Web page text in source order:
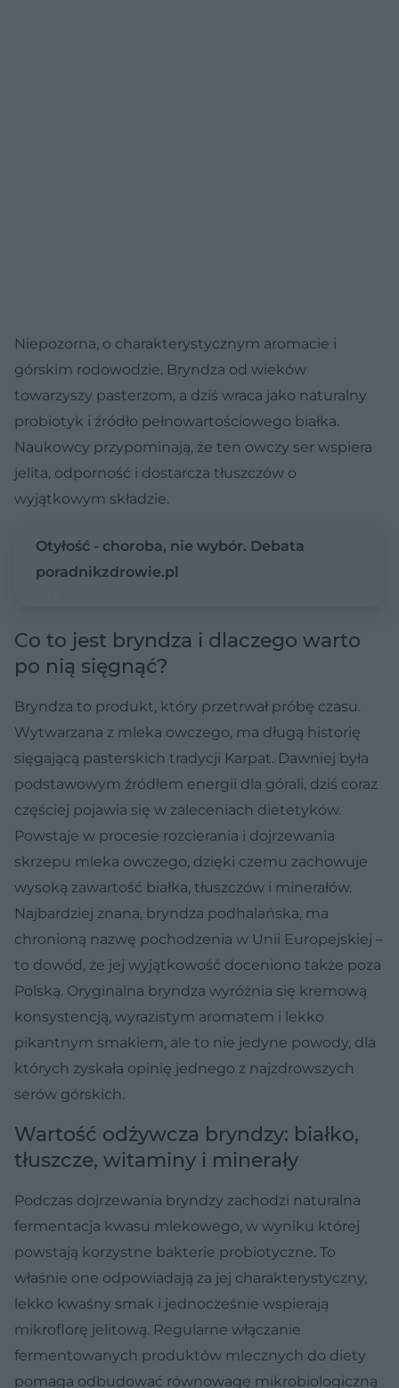
Niepozorna, o charakterystycznym aromacie i
górskim rodowodzie. Bryndza od wieków
towarzyszy pasterzom, a dziś wraca jako naturalny
probiotyk i źródło pełnowartościowego białka.
Naukowcy przypominają, że ten owczy ser wspiera
jelita, odporność i dostarcza tłuszczów o
wyjątkowym składzie.
Otyłość - choroba, nie wybór. Debata
poradnikzdrowie.pl
Co to jest bryndza i dlaczego warto
po nią sięgnąć?
Bryndza to produkt, który przetrwał próbę czasu.
Wytwarzana z mleka owczego, ma długą historię
sięgającą pasterskich tradycji Karpat. Dawniej była
podstawowym źródłem energii dla górali, dziś coraz
częściej pojawia się w zaleceniach dietetyków.
Powstaje w procesie rozcierania i dojrzewania
skrzepu mleka owczego, dzięki czemu zachowuje
wysoką zawartość białka, tłuszczów i minerałów.
Najbardziej znana, bryndza podhalańska, ma
chronioną nazwę pochodzenia w Unii Europejskiej –
to dowód, że jej wyjątkowość doceniono także poza
Polską. Oryginalna bryndza wyróżnia się kremową
konsystencją, wyrazistym aromatem i lekko
pikantnym smakiem, ale to nie jedyne powody, dla
których zyskała opinię jednego z najzdrowszych
serów górskich.
Wartość odżywcza bryndzy: białko,
tłuszcze, witaminy i minerały
Podczas dojrzewania bryndzy zachodzi naturalna
fermentacja kwasu mlekowego, w wyniku której
powstają korzystne bakterie probiotyczne. To
właśnie one odpowiadają za jej charakterystyczny,
lekko kwaśny smak i jednocześnie wspierają
mikroflorę jelitową. Regularne włączanie
fermentowanych produktów mlecznych do diety
pomaga odbudować równowagę mikrobiologiczną